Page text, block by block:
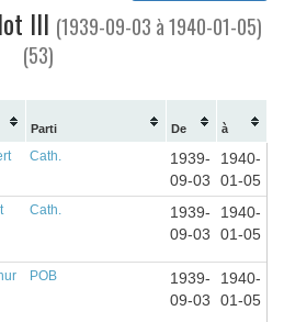
III (1939-09-03 à 1940-01-05)
(53)
Parti De à
Cath.
1939-
09-03
1940-
01-05
Cath.
1939-
09-03
1940-
01-05
POB
1939-
09-03
1940-
01-05